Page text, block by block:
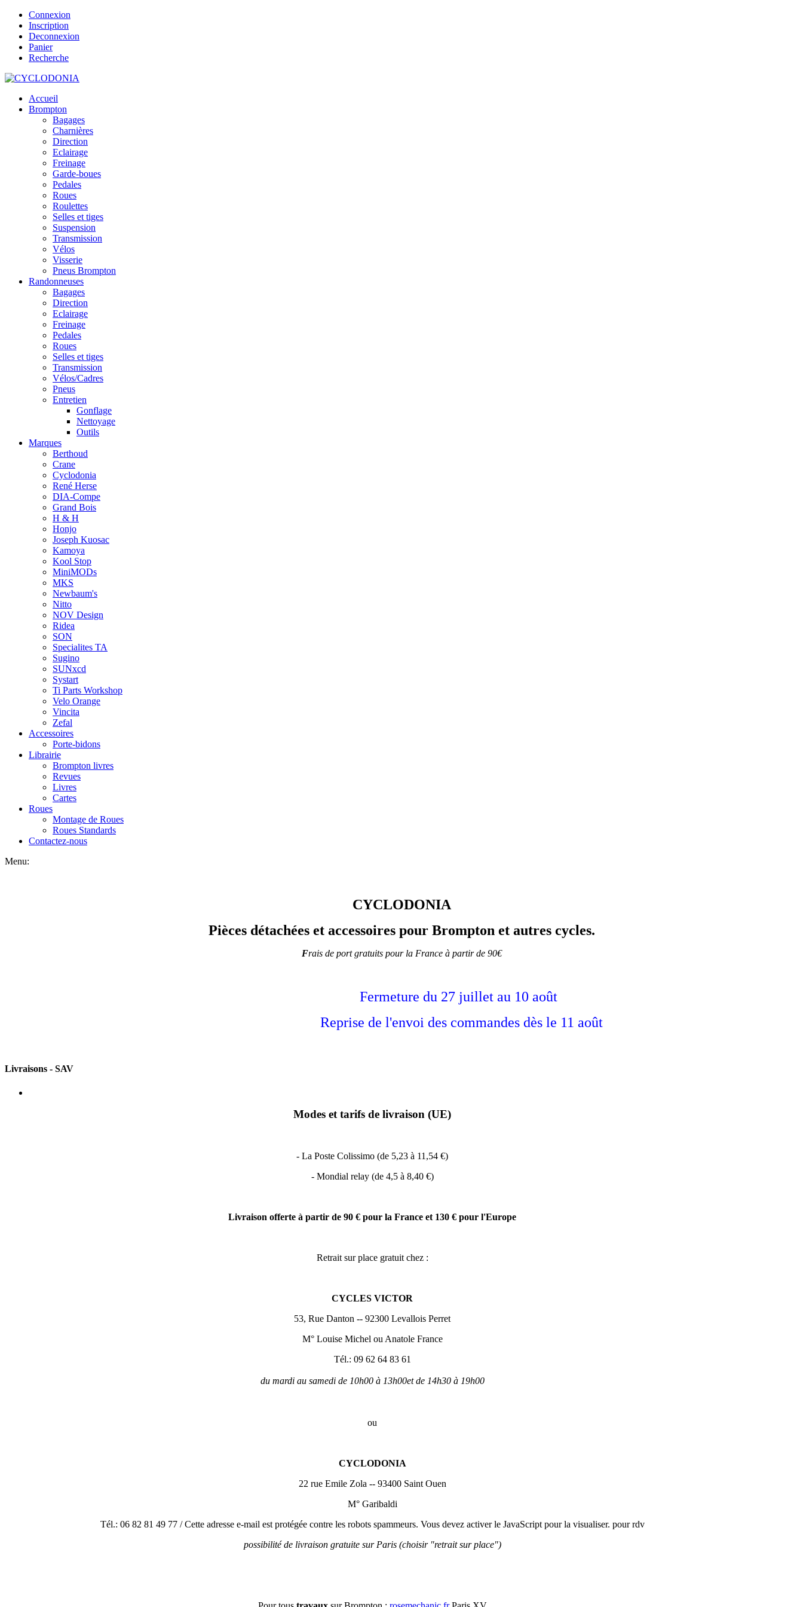
Connexion
Inscription
Deconnexion
Panier
Recherche
Accueil
Brompton
Bagages
Charnières
Direction
Eclairage
Freinage
Garde-boues
Pedales
Roues
Roulettes
Selles et tiges
Suspension
Transmission
Vélos
Visserie
Pneus Brompton
Randonneuses
Bagages
Direction
Eclairage
Freinage
Pedales
Roues
Selles et tiges
Transmission
Vélos/Cadres
Pneus
Entretien
Gonflage
Nettoyage
Outils
Marques
Berthoud
Crane
Cyclodonia
René Herse
DIA-Compe
Grand Bois
H & H
Honjo
Joseph Kuosac
Kamoya
Kool Stop
MiniMODs
MKS
Newbaum's
Nitto
NOV Design
Ridea
SON
Specialites TA
Sugino
SUNxcd
Systart
Ti Parts Workshop
Velo Orange
Vincita
Zefal
Accessoires
Porte-bidons
Librairie
Brompton livres
Revues
Livres
Cartes
Roues
Montage de Roues
Roues Standards
Contactez-nous
Menu:
CYCLODONIA
Pièces détachées et accessoires pour Brompton et autres cycles.
Frais de port gratuits pour la France à partir de 90€
Fermeture du 27 juillet au 10 août
Reprise de l'envoi des commandes dès le 11 août
Livraisons - SAV
Modes et tarifs de livraison (UE)
- La Poste Colissimo (de 5,23 à 11,54 €)
- Mondial relay (de 4,5 à 8,40 €)
Livraison offerte à partir de 90 € pour la France et 130 € pour l'Europe
Retrait sur place gratuit chez :
CYCLES VICTOR
53, Rue Danton -- 92300 Levallois Perret
​M° Louise Michel ou Anatole France
Tél.: 09 62 64 83 61
​du mardi au samedi de 10h00 à 13h00et de 14h30 à 19h00
ou
CYCLODONIA
22 rue Emile Zola -- 93400 Saint Ouen
M° Garibaldi
Tél.: 06 82 81 49 77 /Cette adresse e-mail est protégée contre les robots spammeurs. Vous devez activer le JavaScript pour la visualiser. pour rdv
possibilité de livraison gratuite sur Paris (choisir "retrait sur place")